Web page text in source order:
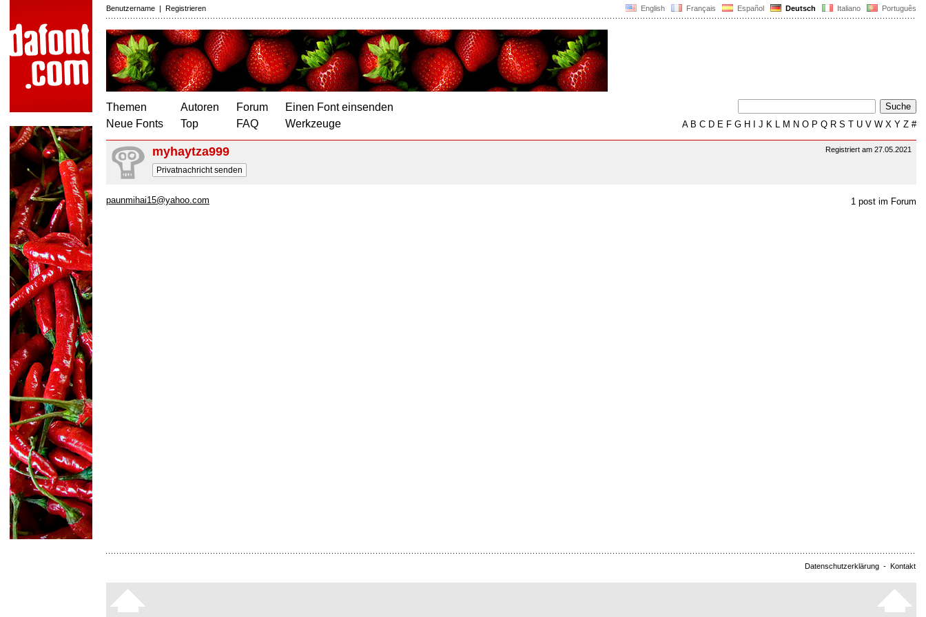
English Français Español Deutsch Italiano Português
Benutzername | Registrieren
Themen
Neue Fonts
Autoren
Top
Forum
FAQ
Einen Font einsenden
Werkzeuge
AB C D E F G H J K L M N O P Q R S T U V W X Y Z #
Registriert am 27.05.2021
myhaytza999
Privatnachricht senden
1 post im Forum
paunmihai15@yahoo.com
Datenschutzerklärung - Kontakt